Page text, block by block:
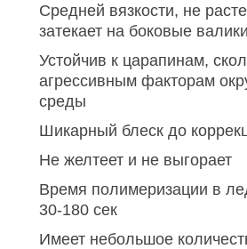
Средней вязкости, не
затекает на боковые валики
Устойчив к царапинам,
агрессивным факторам
среды
Шикарный блеск до
Не желтеет и не выгорает
Время полимеризации в
30-180 сек
Имеет небольшое